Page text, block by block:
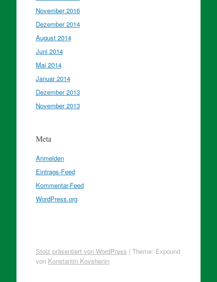
November 2016
Dezember 2014
August 2014
Juni 2014
Mai 2014
Januar 2014
Dezember 2013
November 2013
Meta
Anmelden
Eintrags-Feed
Kommentar-Feed
WordPress.org
Stolz präsentiert von WordPress | Theme: Expound
von Konstantin Kovshenin